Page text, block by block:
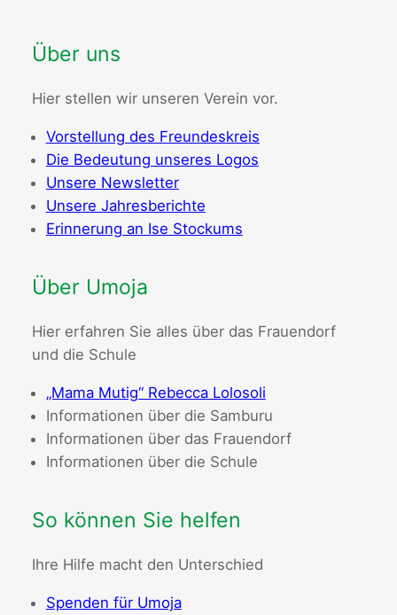
Über uns
Hier stellen wir unseren Verein vor.
Vorstellung des Freundeskreis
Die Bedeutung unseres Logos
Unsere Newsletter
Unsere Jahresberichte
Erinnerung an Ise Stockums
Über Umoja
Hier erfahren Sie alles über das Frauendorf
und die Schule
„Mama Mutig“ Rebecca Lolosoli
Informationen über die Samburu
Informationen über das Frauendorf
Informationen über die Schule
So können Sie helfen
Ihre Hilfe macht den Unterschied
Spenden für Umoja